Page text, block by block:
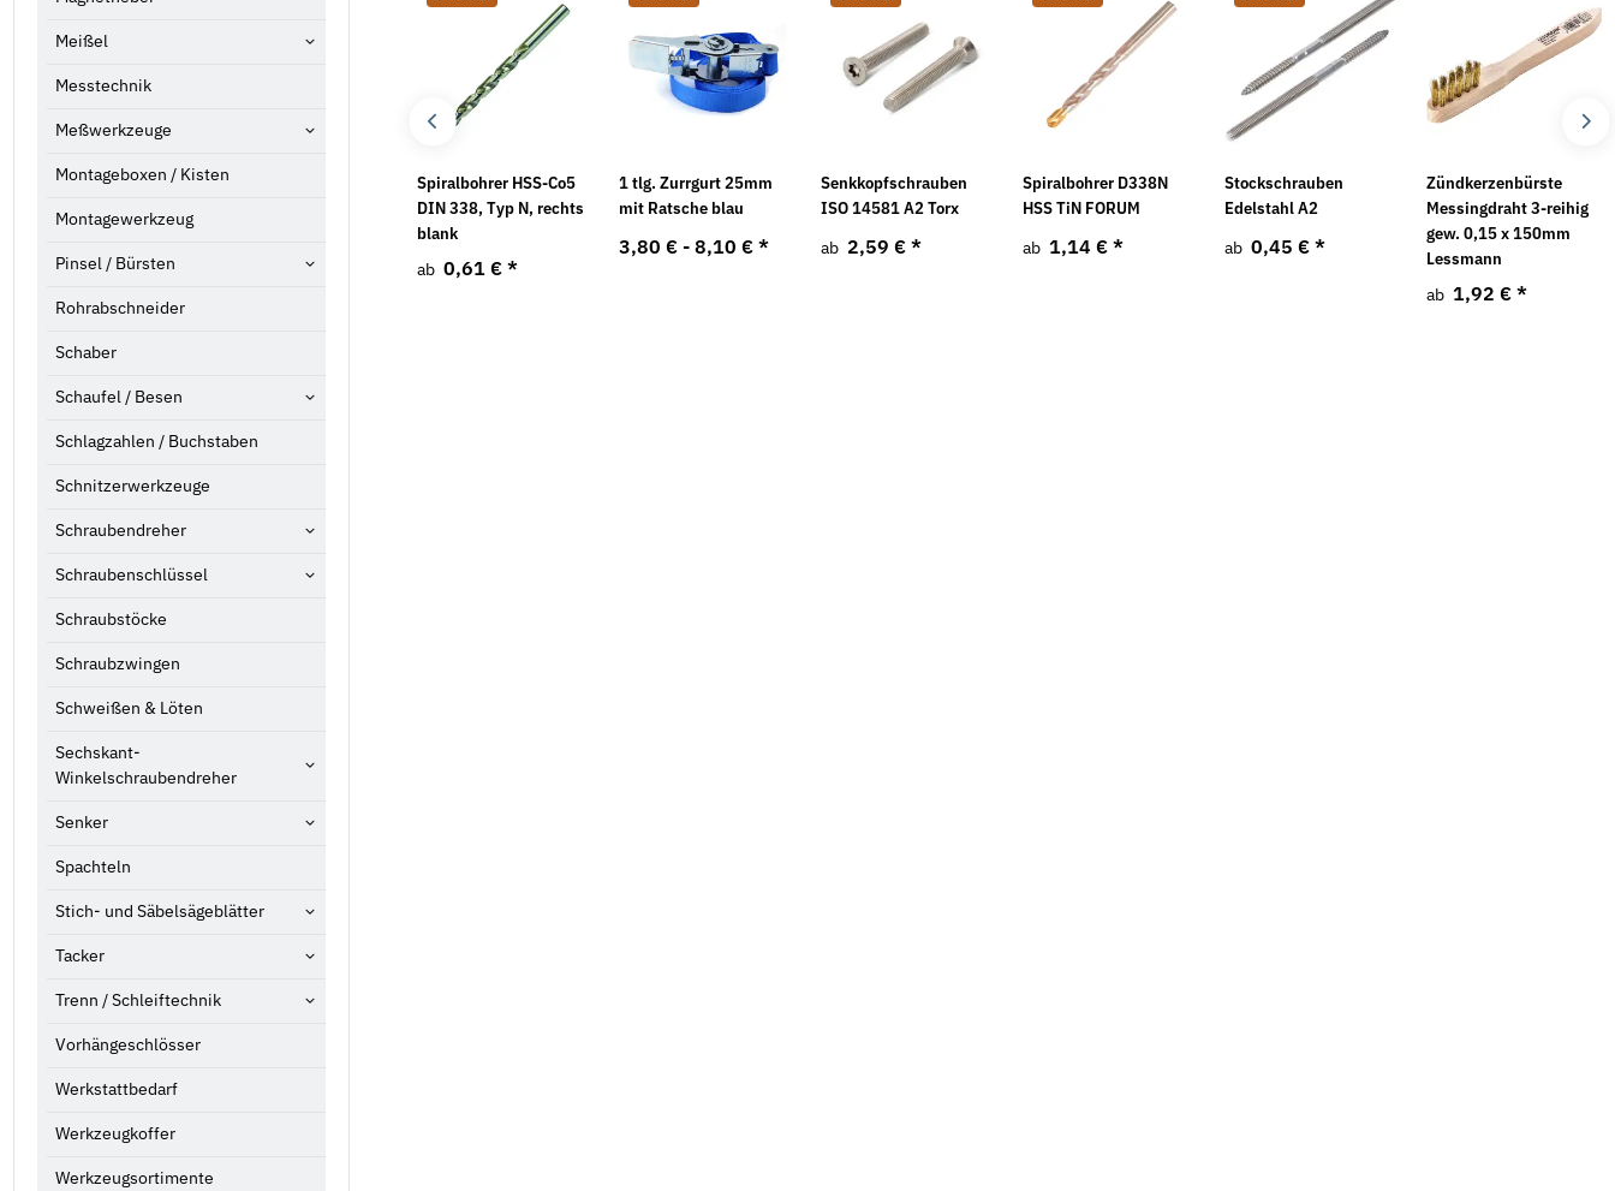
Sechskantmuttern DIN
934 A2
Schneideisen DIN 223
Spiralbohrer HSS-Co5
DIN 338, Typ N, rechts
blank
ab 0,61 € *
1 tlg. Zurrgurt 25mm
mit Ratsche blau
3,80 € -8,10 €*
Senkkopfschrauben
ISO 14581 A2 Torx
ab 2,59 € *
Spiralbohrer D338N
HSS TiN FORUM
ab 1,14 € *
Stockschrauben
Edelstahl A2
ab 0,45 € *
Zündkerzenbürste
Messingdraht 3-reihig
gew. 0,15 x 150mm
Lessmann
ab 1,92 € *
Meißel
Messtechnik
Meßwerkzeuge
Montageboxen / Kisten
Montagewerkzeug
Pinsel / Bürsten
Rohrabschneider
Schaber
Schaufel / Besen
Schlagzahlen / Buchstaben
Schnitzerwerkzeuge
Schraubendreher
Schraubenschlüssel
Schraubstöcke
Schraubzwingen
Schweißen & Löten
Sechskant-
Winkelschraubendreher
Senker
Spachteln
Stich- und Säbelsägeblätter
Tacker
Trenn / Schleiftechnik
Vorhängeschlösser
Werkstattbedarf
Werkzeugkoffer
Werkzeugsortimente